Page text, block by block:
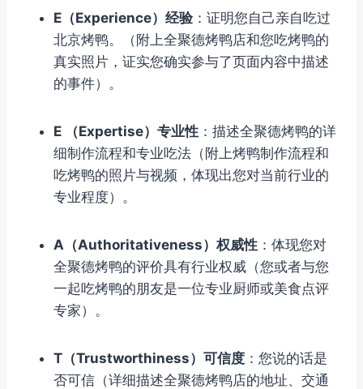
E（Experience）‌经验：证明您自己亲自吃过
北京烤鸭。（附上全聚德烤鸭店和您吃烤鸭的
真实照片，证实您确实参与了页面内容中描述
的事件）。
E （Expertise）专业性 ：描述全聚德烤鸭的详
细制作流程和专业吃法（附上烤鸭制作流程和
吃烤鸭的照片与视频，体现出您对当前行业的
专业程度）。
A（Authoritativeness）‌权威性 ：体现您对
全聚德烤鸭的评价具有行业权威（您或者与您
一起吃烤鸭的朋友是一位专业厨师或美食点评
专家）。
T（Trustworthiness）‌可信度 ：您说的话是
否可信（详细描述全聚德烤鸭店的地址、交通